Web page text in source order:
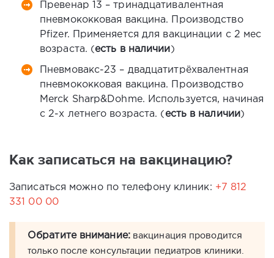
Превенар 13 – тринадцативалентная
пневмококковая вакцина. Производство
Pfizer. Применяется для вакцинации с 2 мес
возраста. (есть в наличии)
Пневмовакс-23 – двадцатитрёхвалентная
пневмококковая вакцина. Производство
Merck Sharp&Dohme. Используется, начиная
с 2-х летнего возраста. ( есть в наличии)
Как записаться на вакцинацию?
Записаться можно по телефону клиник: +7 812
331 00 00
Обратите внимание:вакцинация проводится
только после консультации педиатров клиники.